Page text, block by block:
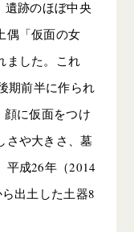
遺跡のほぼ中央
偶「仮面の女
ました。これ
期前半に作られ
顔に仮面をつけ
さや大きさ、墓
平成26年（2014
出土した土器8